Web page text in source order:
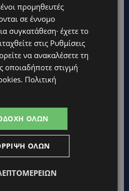
προμηθευτές
σε έννομο
συγκατάθεση· έχετε το
στις Ρυθμίσεις
να ανακαλέσετε τη
οποιαδήποτε στιγμή
. Πολιτική
ΌΛΩΝ
ΌΛΩΝ